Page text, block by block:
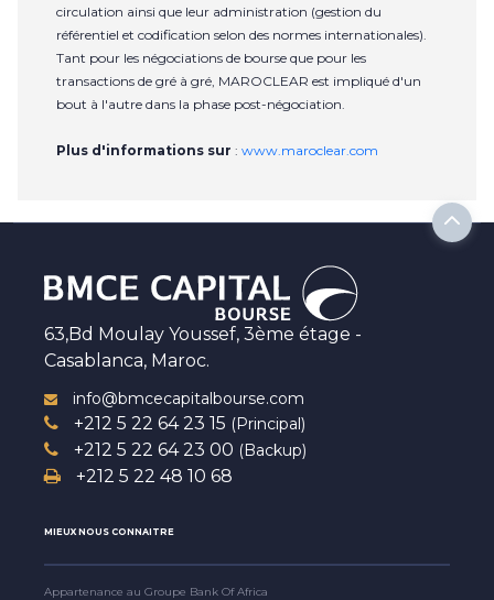
circulation ainsi que leur administration (gestion du
référentiel et codification selon des normes internationales).
Tant pour les négociations de bourse que pour les
transactions de gré à gré, MAROCLEAR est impliqué d'un
bout à l'autre dans la phase post-négociation.
Plus d'informations sur : www.maroclear.com
63,Bd Moulay Youssef, 3ème étage -
Casablanca, Maroc.
info@bmcecapitalbourse.com
+212 5 22 64 23 15 (Principal)
+212 5 22 64 23 00 (Backup)
+212 5 22 48 10 68
MIEUX NOUS CONNAITRE
Appartenance au Groupe Bank Of Africa